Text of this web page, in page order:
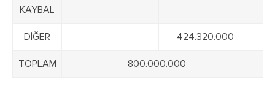
KAYBAL
DİĞER 424.320.000
TOPLAM 800.000.000